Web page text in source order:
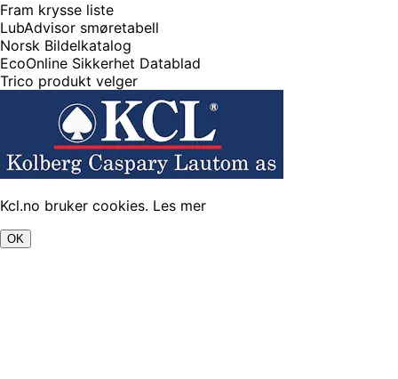
Fram krysse liste
LubAdvisor smøretabell
Norsk Bildelkatalog
EcoOnline Sikkerhet Datablad
Trico produkt velger
Kcl.no bruker cookies. Les mer
OK